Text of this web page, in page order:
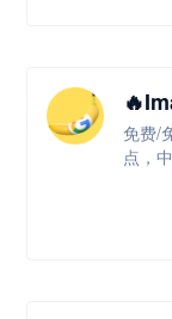
免费/
点，